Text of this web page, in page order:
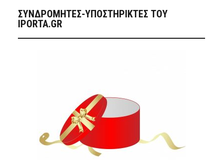
ΣΥΝΔΡΟΜΗΤΈΣ-ΥΠΟΣΤΗΡΙΚΤΈΣ ΤΟΥ
IPORTA.GR